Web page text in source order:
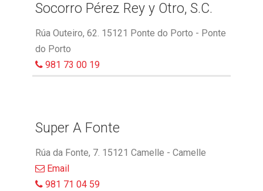
Socorro Pérez Rey y Otro, S.C.
Rúa Outeiro, 62. 15121 Ponte do Porto - Ponte
do Porto
981 73 00 19
Super A Fonte
Rúa da Fonte, 7. 15121 Camelle - Camelle
Email
981 71 04 59